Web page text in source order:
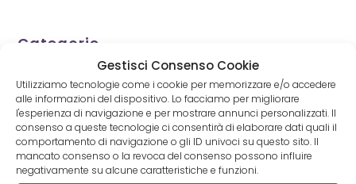
Gestisci Consenso Cookie
Utilizziamo tecnologie come i cookie per memorizzare e/o accedere
alle informazioni del dispositivo. Lo facciamo per migliorare
l'esperienza di navigazione e per mostrare annunci personalizzati. Il
consenso a queste tecnologie ci consentirà di elaborare dati quali il
comportamento di navigazione o gli ID univoci su questo sito. Il
mancato consenso o la revoca del consenso possono influire
negativamente su alcune caratteristiche e funzioni.
Categorie
Auguri
Canzoni napoletane
Canzoni plagiate
Classiche canzoni napoletane